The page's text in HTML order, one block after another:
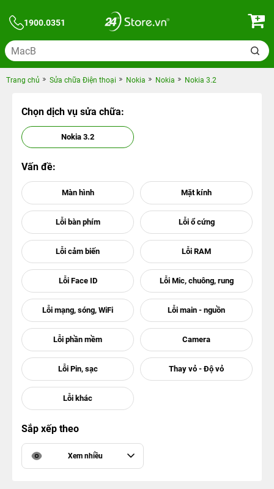
1900.0351
Trang chủ Sửa chữa Điện thoại Nokia Nokia Nokia 3.2
Chọn dịch vụ sửa chữa:
Nokia 3.2
Vấn đề:
Sắp xếp theo
Xem nhiều